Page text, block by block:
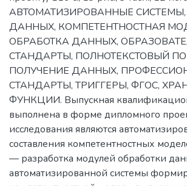
АВТОМАТИЗИРОВАННЫЕ
ДАННЫХ, КОМПЕТЕНТНОСТНАЯ
ОБРАБОТКА ДАННЫХ,
СТАНДАРТЫ, ПОЛНОТЕКСТОВЫЙ
ПОЛУЧЕНИЕ ДАННЫХ,
СТАНДАРТЫ, ТРИГГЕРЫ, ФГОС,
ФУНКЦИИ. Выпускная
выполнена в форме дипломного
исследования являются
составления компетентностных
— разработка модулей обработки
автоматизированной системы